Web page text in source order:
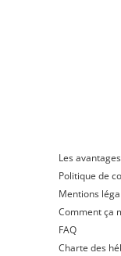
Les
Politique de
Mentions
Comment ça
FAQ
Charte des